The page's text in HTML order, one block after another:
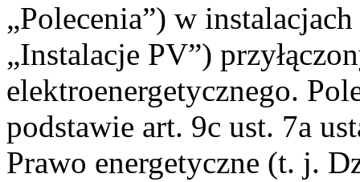
„Polecenia”) w
„Instalacje PV”)
elektroenergetycznego.
podstawie art. 9c ust. 7a
Prawo energetyczne (t. j.